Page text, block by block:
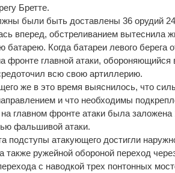
Бретте.
были быть доставлены 36 орудий
вперед, обстреливанием вытеснила
батарею. Когда батареи левого берега
фронте главной атаки,
всю свою артиллерию.
же в это время выяснилось, что
и что необходимы
на главном фронте атаки была
фальшивой атаки.
подступы атакующего достигли
также ружейной обороной переход
с наводкой трех понтонных